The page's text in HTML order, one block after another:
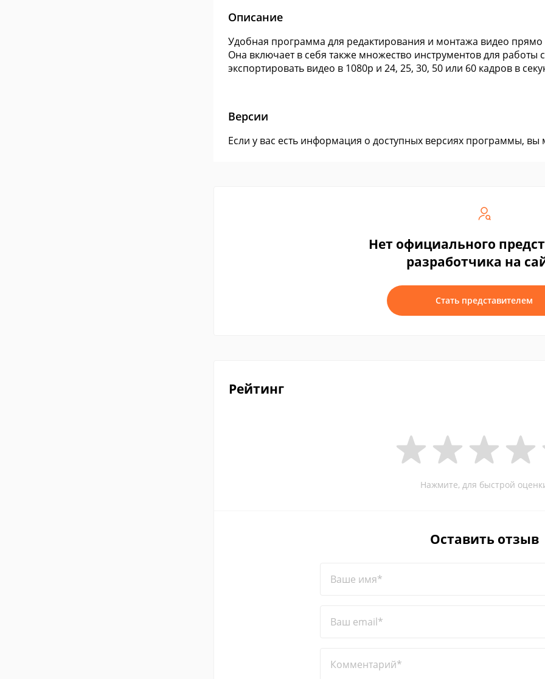
Описание
Удобная программа для редактирования и монтажа видео
Она включает в себя также множество инструментов для
экспортировать видео в 1080p и 24, 25, 30, 50 или 60 кадров в
Версии
Если у вас есть информация о доступных версиях программы,
Нет официального
разработчика на
Стать представителем
Рейтинг
Нажмите, для быстрой
Оставить отзыв
Ваше имя*
Ваш email*
Комментарий*